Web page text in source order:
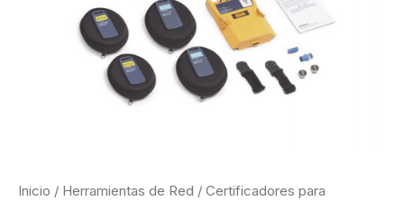
Inicio / Herramientas de Red / Certificadores para